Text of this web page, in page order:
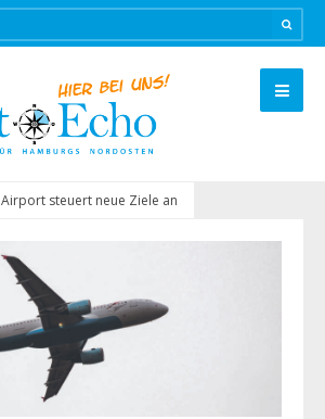
Airport steuert neue Ziele an